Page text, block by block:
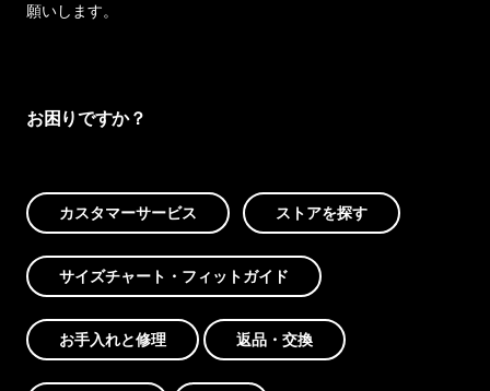
願いします。
お困りですか？
カスタマーサービス ストアを探す
サイズチャート・フィットガイド
お手入れと修理 返品・交換